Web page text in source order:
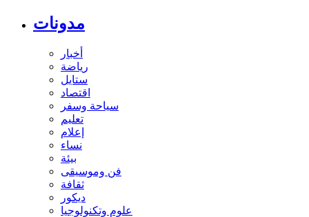
مدونات
أخبار
رياضة
ستايل
اقتصاد
سياحة وسفر
تعليم
إعلام
نساء
بيئة
فن وموسيقى
ثقافة
ديكور
علوم وتكنولوجيا